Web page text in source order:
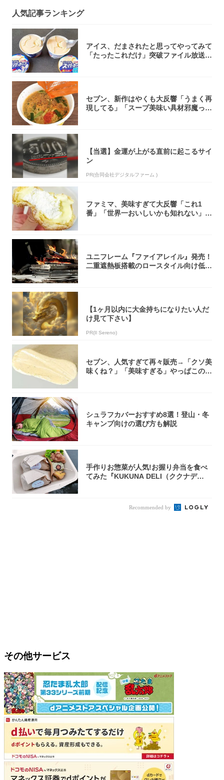
人気記事ランキング
アイス、だまされたと思ってやってみて
「たったこれだけ」突破ファイル放送で
セブン、新作はやくも大反響「うまく再
現してる」「スープ美味い具材邪魔って
【当選】金運が上がる直前に起こるサイ
ン
PR(合同会社デジタルファーム )
ファミマ、美味すぎて大反響「これ1
番」「世界一おいしいかも知れない」
ユニフレーム『ファイアレイル』発売！
二重遮熱板搭載のロースタイル向け低型
【1ヶ月以内に大金持ちになりたい人だ
け見て下さい】
PR(Il Sereno)
セブン、人気すぎて再々販売→「クソ美
味くね？」「美味すぎる」やっぱこのク
シュラフカバーおすすめ8選！登山・冬
キャンプ向けの選び方も解説
手作りお惣菜が人気!お握り弁当を食べ
てみた『KUKUNA DELI（ククナデ
Recommended by
その他サービス